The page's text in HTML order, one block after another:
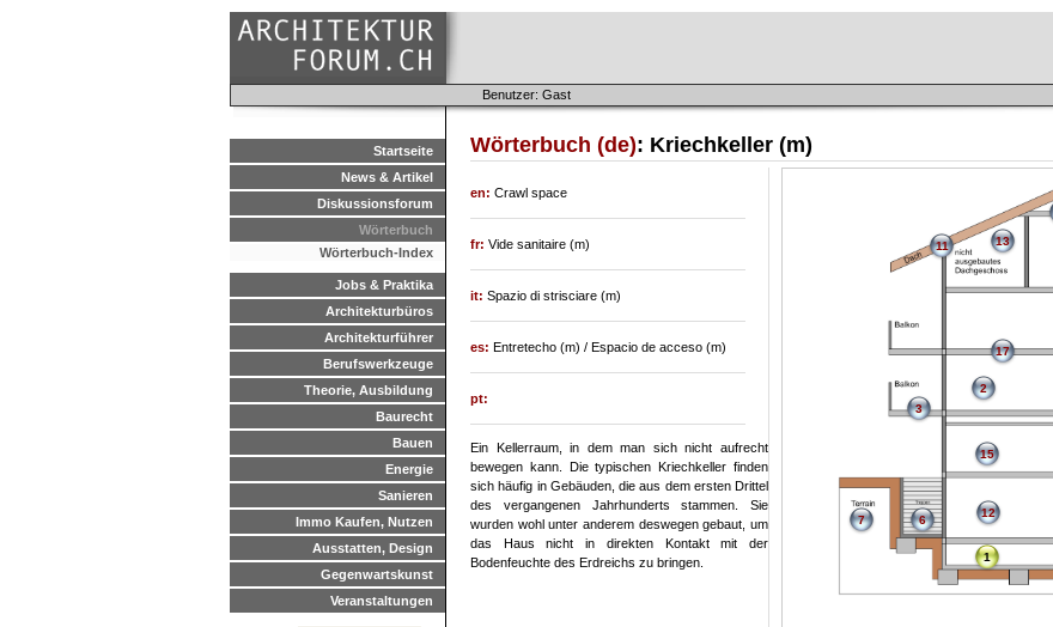
Benutzer: Gast
Startseite
News & Artikel
Diskussionsforum
Wörterbuch
Wörterbuch-Index
Jobs & Praktika
Architekturbüros
Architekturführer
Berufswerkzeuge
Theorie, Ausbildung
Baurecht
Bauen
Energie
Sanieren
Immo Kaufen, Nutzen
Ausstatten, Design
Gegenwartskunst
Veranstaltungen
Wörterbuch (de): Kriechkeller (m)
1
2
3
6
7
11
12
13
15
17
en: Crawl space
fr: Vide sanitaire (m)
it: Spazio di strisciare (m)
es: Entretecho (m) / Espacio de acceso (m)
pt:
Ein Kellerraum, in dem man sich nicht aufrecht
bewegen kann. Die typischen Kriechkeller finden
sich häufig in Gebäuden, die aus dem ersten Drittel
des vergangenen Jahrhunderts stammen. Sie
wurden wohl unter anderem deswegen gebaut, um
das Haus nicht in direkten Kontakt mit der
Bodenfeuchte des Erdreichs zu bringen.